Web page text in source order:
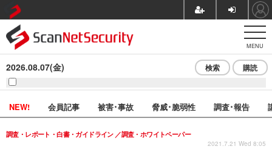
MENU
2026.08.07(金) 検索 購読
NEW! 会員記事 被害･事故 脅威･脆弱性 調査･報告
調査・レポート・白書・ガイドライン 調査・ホワイトペーパー
2021.7.21 Wed 8:05